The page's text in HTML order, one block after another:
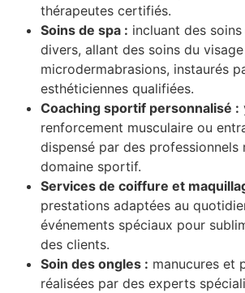
thérapeutes certifiés.
Soins de spa : incluant des
divers, allant des soins du
microdermabrasions, instaurés
esthéticiennes qualifiées.
Coaching sportif personnalisé :
renforcement musculaire ou
dispensé par des professionnels
domaine sportif.
Services de coiffure et
prestations adaptées au
événements spéciaux pour
des clients.
Soin des ongles : manucures et
réalisées par des experts